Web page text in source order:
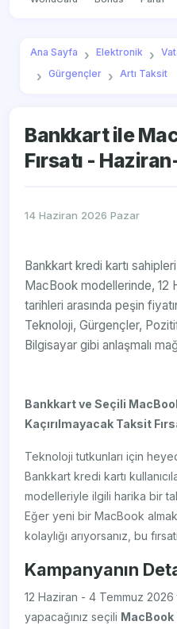
Ana Sayfa Elektronik
Gürgençler
Artı Taksit
Bankkart ile
Fırsatı -
14 Haziran 2026 Pazar
Bankkart kredi kartı
MacBook modellerinde, 12
tarihleri arasında peşin
Teknoloji, Gürgençler,
Bilgisayar gibi anlaşmalı
Bankkart ve Seçili
Kaçırılmayacak Taksit
Teknoloji tutkunları için
Bankkart kredi kartı
modelleriyle ilgili harika bir
Eğer yeni bir MacBook
kolaylığı arıyorsanız, bu
Kampanyanın
12 Haziran - 4 Temmuz
yapacağınız seçili MacBook